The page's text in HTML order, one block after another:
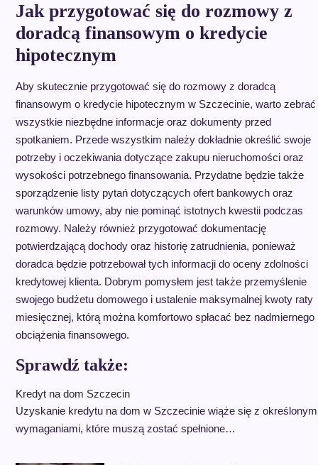
Jak przygotować się do rozmowy z
doradcą finansowym o kredycie
hipotecznym
Aby skutecznie przygotować się do rozmowy z doradcą
finansowym o kredycie hipotecznym w Szczecinie, warto zebrać
wszystkie niezbędne informacje oraz dokumenty przed
spotkaniem. Przede wszystkim należy dokładnie określić swoje
potrzeby i oczekiwania dotyczące zakupu nieruchomości oraz
wysokości potrzebnego finansowania. Przydatne będzie także
sporządzenie listy pytań dotyczących ofert bankowych oraz
warunków umowy, aby nie pominąć istotnych kwestii podczas
rozmowy. Należy również przygotować dokumentację
potwierdzającą dochody oraz historię zatrudnienia, ponieważ
doradca będzie potrzebował tych informacji do oceny zdolności
kredytowej klienta. Dobrym pomysłem jest także przemyślenie
swojego budżetu domowego i ustalenie maksymalnej kwoty raty
miesięcznej, którą można komfortowo spłacać bez nadmiernego
obciążenia finansowego.
Sprawdź także:
Kredyt na dom Szczecin
Uzyskanie kredytu na dom w Szczecinie wiąże się z
wymaganiami, które muszą zostać spełnione…